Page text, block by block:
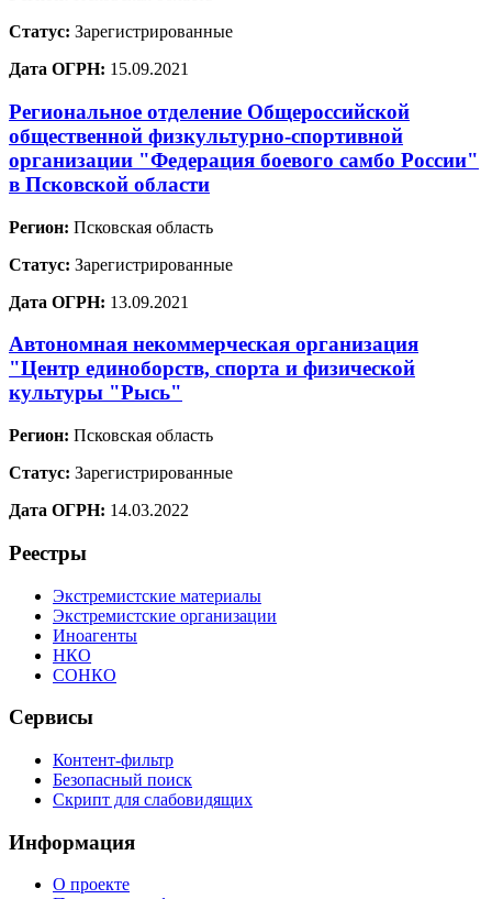
Статус: Зарегистрированные
Дата ОГРН: 15.09.2021
Региональное отделение Общероссийской
общественной физкультурно-спортивной
организации "Федерация боевого самбо России"
в Псковской области
Регион: Псковская область
Статус: Зарегистрированные
Дата ОГРН: 13.09.2021
Автономная некоммерческая организация
"Центр единоборств, спорта и физической
культуры "Рысь"
Регион: Псковская область
Статус: Зарегистрированные
Дата ОГРН: 14.03.2022
Реестры
Экстремистские материалы
Экстремистские организации
Иноагенты
НКО
СОНКО
Сервисы
Контент-фильтр
Безопасный поиск
Скрипт для слабовидящих
Информация
О проекте